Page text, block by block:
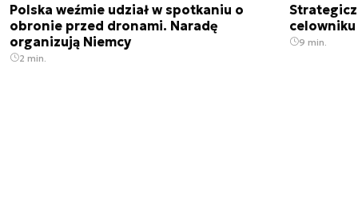
Polska weźmie udział w spotkaniu o
obronie przed dronami. Naradę
organizują Niemcy
2 min.
9 min.